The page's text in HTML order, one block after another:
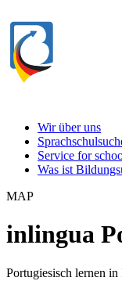
Wir über uns
Service for
Was ist
MAP
inlingua
Portugiesisch lernen